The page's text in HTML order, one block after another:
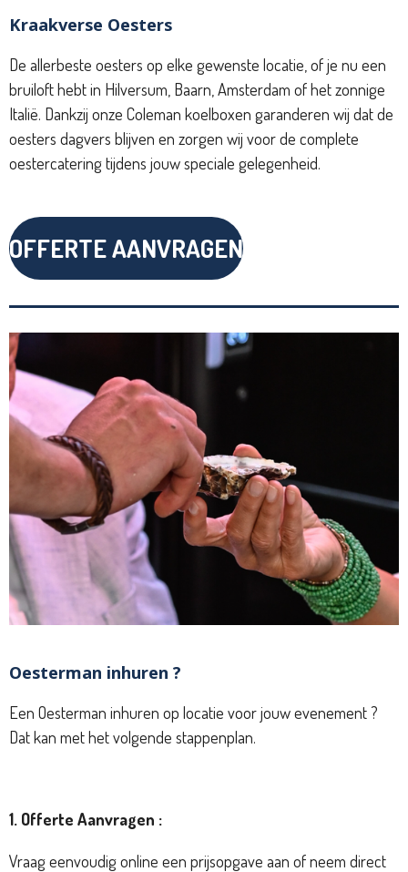
Kraakverse Oesters
De allerbeste oesters op elke gewenste locatie, of je nu een
bruiloft hebt in Hilversum, Baarn, Amsterdam of het zonnige
Italië. Dankzij onze Coleman koelboxen garanderen wij dat de
oesters dagvers blijven en zorgen wij voor de complete
oestercatering tijdens jouw speciale gelegenheid.
OFFERTE AANVRAGEN
Oesterman inhuren ?
Een Oesterman inhuren op locatie voor jouw evenement ?
Dat kan met het volgende stappenplan.
1. Offerte Aanvragen :
Vraag eenvoudig online een prijsopgave aan of neem direct